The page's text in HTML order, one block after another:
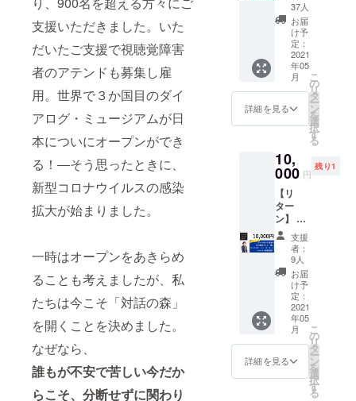
支援いただきました。いた
だいたご支援で視聴覚障害
者のアテンドも募集し雇
用。世界で３か国目のダイ
アログ・ミュージアムが日
本についにオープンができ
る！―そう思ったときに、
新型コロナウイルスの感染
拡大が始まりました。
一時はオープンをあきらめ
ることも考えましたが、私
たちは今こそ「対話の森」
を開くことを決めました。
なぜなら、
誰もが不安で苦しい今だか
らこそ、分断せずに関わり
イアロ
グ・イ
ン・
ザ・
ダー
ク・
戦』
1993
る日出
合った
新聞の
囲み記
事から
まった
く手探
りの社
会を変
える挑
戦が始
まっ
た。初
開催か
ら常設
化、そ
して日
本独自
の「暗
いまを
ときめ
くgood
design
compa
nyの代
表・水
んにつ
くって
の。ア
ルファ
ベット
が、暗
闇を浮
遊、み
えた
り・み
えな
かった
りして
いま
す。水
野さん
を体
験、そ
監修を
しまし
た。み
て、さ
わって
点字を
覚える
し、 お
好きな
んで、
日常を
豊かに
するア
イテム
にして
もらう
もよ
し。 お
すすめ
は炭酸
水。点
のつぶ
つぶ
と、炭
しゅわ
しゅわ
ス ・ダ
イアロ
グ・イ
ン・
ザ・
ダーク
もしく
はダイ
アロ
スＴ
シャツ
クロゴ
入り
トート
バック
＝＝＝
＝＝＝
＝＝＝
＝＝＝
＝＝＝
・サイ
レンス
オリジ
ンカチ
超極薄
る」お
椀 ※デ
ザイン
とお色
はお選
びいた
だけま
せん。
写真と
可能性
がござ
いま
す。楽
しみに
おまち
くださ
い！ 完
全受注
生産の
「めぐ
る」。
ダーク
再開記
念とし
て作成
いただ
らのお
礼の
メッ
セージ
②代表
の志村
季世
恵・真
介とダ
イアロ
グ・イ
イレン
スもし
くはダ
イアロ
グ・イ
ン・
ザ・
ダーク
を体
験！ ※
体験は
約100分
です。
2021年
内に、
東京・
竹芝の
37人
お届
け予
定：
2021
年05
月
詳細を見る
こ
の
リ
タ
ー
ン
を
選
択
す
る
10,
000 円
残り1
【リ
ター
ン】 ①
ダイア
ログか
らのお
礼の
メッ
セージ
②ポー
ラ初の
女性社
長・及
川美紀
さんと
ダイア
支援
者：
9人
お届
け予
定：
2021
年05
月
詳細を見る
こ
の
リ
タ
ー
ン
を
選
択
す
る